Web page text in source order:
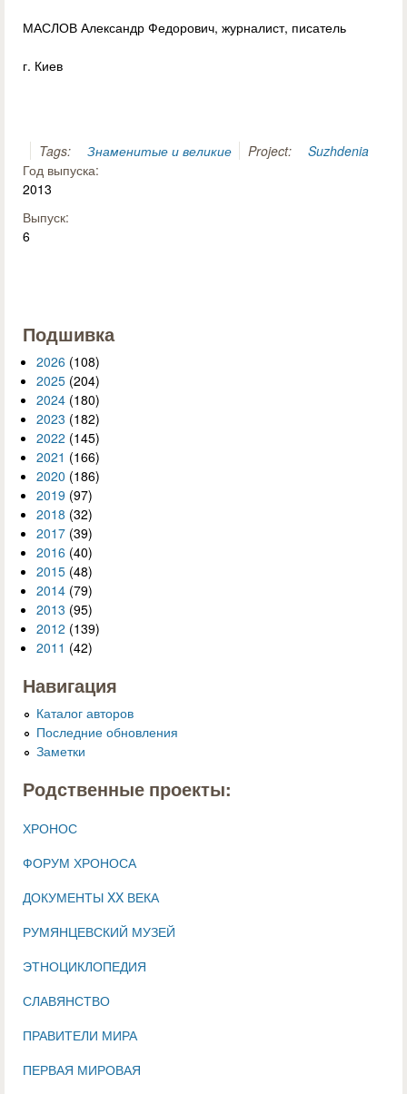
МАСЛОВ Александр Федорович, журналист, писатель
г. Киев
Tags: Знаменитые и великие Project:
Suzhdenia
Год выпуска:
2013
Выпуск:
6
Подшивка
2026 (108)
2025 (204)
2024 (180)
2023 (182)
2022 (145)
2021 (166)
2020 (186)
2019 (97)
2018 (32)
2017 (39)
2016 (40)
2015 (48)
2014 (79)
2013 (95)
2012 (139)
2011 (42)
Навигация
Каталог авторов
Последние обновления
Заметки
Родственные проекты:
ХРОНОС
ФОРУМ ХРОНОСА
ДОКУМЕНТЫ XX ВЕКА
РУМЯНЦЕВСКИЙ МУЗЕЙ
ЭТНОЦИКЛОПЕДИЯ
СЛАВЯНСТВО
ПРАВИТЕЛИ МИРА
ПЕРВАЯ МИРОВАЯ